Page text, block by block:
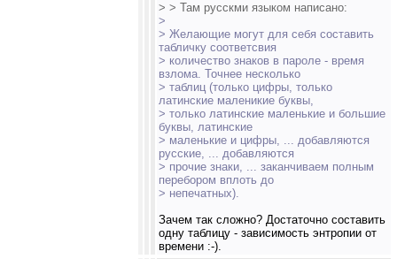
> > Там русскми языком написано:
>
> Желающие могут для себя составить
табличку соответсвия
> количество знаков в пароле - время
взлома. Точнее несколько
> таблиц (только цифры, только
латинские маленикие буквы,
> только латинские маленькие и большие
буквы, латинские
> маленькие и цифры, ... добавляются
русские, ... добавляются
> прочие знаки, ... заканчиваем полным
перебором вплоть до
> непечатных).
Зачем так сложно? Достаточно составить
одну таблицу - зависимость энтропии от
времени :-).